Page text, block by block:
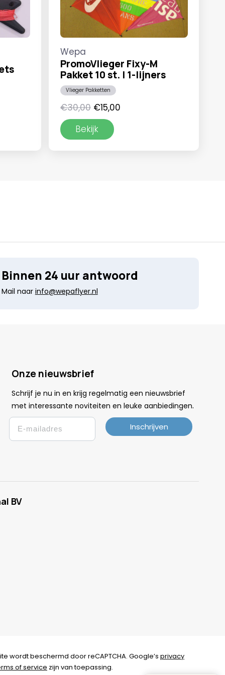
Wepa
PromoVlieger Fixy-M
Pakket 10 st. | 1-lijners
Vlieger Pakketten
€30,00 Oorspronkelijke
prijs
was:
€15,00Huidige
Bekijk
Binnen 24 uur antwoord
Mail naar info@wepaflyer.nl
Onze nieuwsbrief
Schrijf je nu in en krijg regelmatig een nieuwsbrief
met interessante noviteiten en leuke aanbiedingen.
Email
Inschrijven
BV
wordt beschermd door reCAPTCHA. Google’s privacy
of service zijn van toepassing.